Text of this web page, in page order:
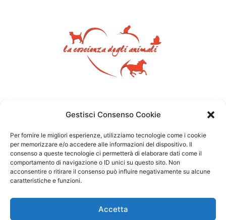
Gestisci Consenso Cookie
Per fornire le migliori esperienze, utilizziamo tecnologie come i cookie
per memorizzare e/o accedere alle informazioni del dispositivo. Il
consenso a queste tecnologie ci permetterà di elaborare dati come il
comportamento di navigazione o ID unici su questo sito. Non
acconsentire o ritirare il consenso può influire negativamente su alcune
caratteristiche e funzioni.
Accetta